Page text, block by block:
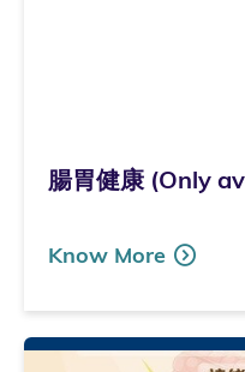
腸胃健康 (Only
Know More